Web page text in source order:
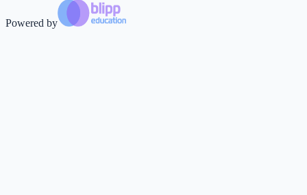
Powered by